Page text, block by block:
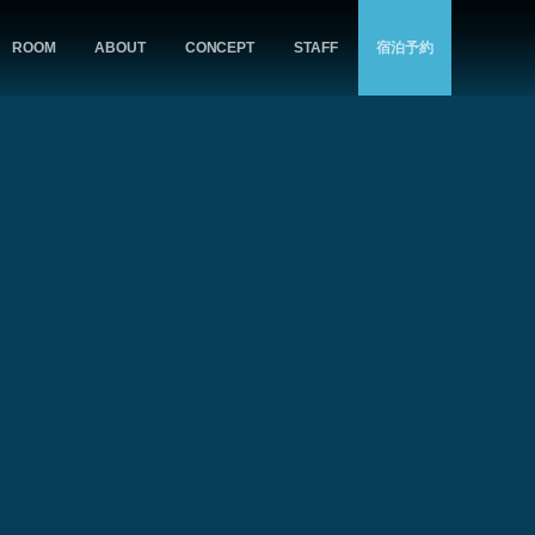
ROOM ABOUT CONCEPT STAFF 宿泊予約